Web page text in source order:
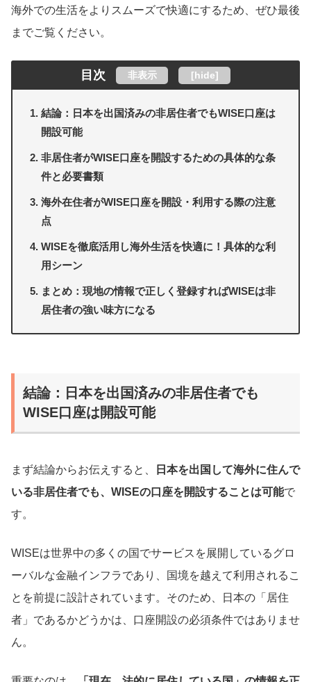
海外での生活をよりスムーズで快適にするため、ぜひ最後
までご覧ください。
目次 非表示 [hide]
結論：日本を出国済みの非居住者でもWISE口座は
開設可能
非居住者がWISE口座を開設するための具体的な条
件と必要書類
海外在住者がWISE口座を開設・利用する際の注意
点
WISEを徹底活用し海外生活を快適に！具体的な利
用シーン
まとめ：現地の情報で正しく登録すればWISEは非
居住者の強い味方になる
結論：日本を出国済みの非居住者でも
WISE口座は開設可能
まず結論からお伝えすると、
日本を出国して海外に住んで
いる非居住者でも、WISEの口座を開設することは可能で
す。
WISEは世界中の多くの国でサービスを展開しているグロ
ーバルな金融インフラであり、国境を越えて利用されるこ
とを前提に設計されています。そのため、日本の「居住
者」であるかどうかは、口座開設の必須条件ではありませ
ん。